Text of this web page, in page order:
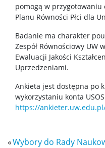
Master Studies in
Chemia medyczna II
Radiogenomika II
Studia w ramach
pomogą w
Planu Równości Płci dla
Badanie ma charakter
Zespół Równościowy UW
Ewaluacji Jakości
Uprzedzeniami.
Ankieta jest dostępna po
wykorzystaniu konta
https://
«Wybory do Rady